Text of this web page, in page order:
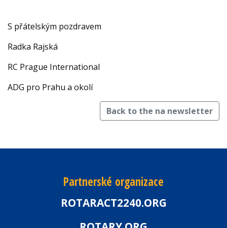
S přátelským pozdravem
Radka Rajská
RC Prague International
ADG pro Prahu a okolí
Back to the na newsletter
Partnerské organizace
ROTARACT2240.ORG